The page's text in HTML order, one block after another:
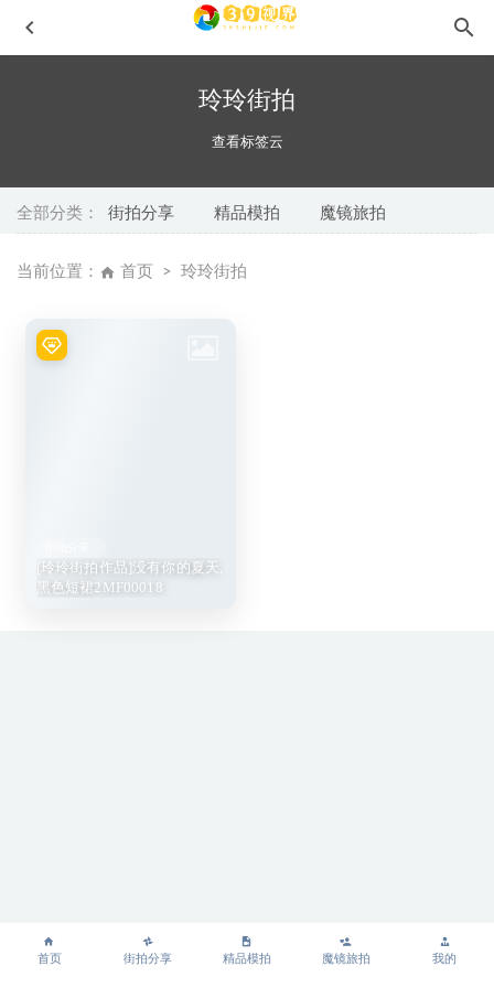
玲玲街拍
查看标签云
全部分类： 街拍分享 精品模拍 魔镜旅拍
当前位置： 首页 玲玲街拍
[玲玲街拍作品]没有你的夏天,
黑色短裙2MF00018
清纯女孩No.6625 2024-06-22
南海恋人,白色泳装MF00859
首页 街拍分享 精品模拍 魔镜旅拍 我的